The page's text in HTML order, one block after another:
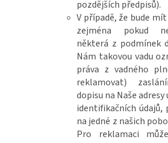
pozdějších předpisů).
V případě, že bude
zejména pokud
některá z podmínek
Nám takovou vadu
práva z vadného
reklamovat)
dopisu na Naše adresy
identifikačních údajů,
na jedné z našich
Pro reklamaci